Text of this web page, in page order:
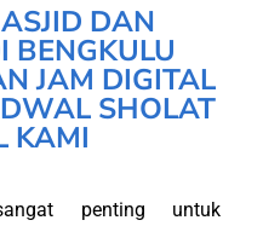
DAN
BENGKULU
JAM DIGITAL
SHOLAT
KAMI
penting untuk